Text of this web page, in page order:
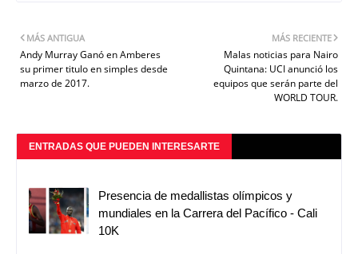
MÁS RECIENTE
Malas noticias para Nairo
Quintana: UCI anunció los
equipos que serán parte del
WORLD TOUR.
MÁS ANTIGUA
Andy Murray Ganó en Amberes
su primer titulo en simples desde
marzo de 2017.
ENTRADAS QUE PUEDEN INTERESARTE
Presencia de medallistas olímpicos y
mundiales en la Carrera del Pacífico - Cali
10K